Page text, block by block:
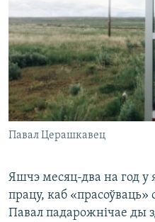
Павал Церашкавец
Яшчэ месяц-два на год у
працу, каб
Павал падарожнічае ды